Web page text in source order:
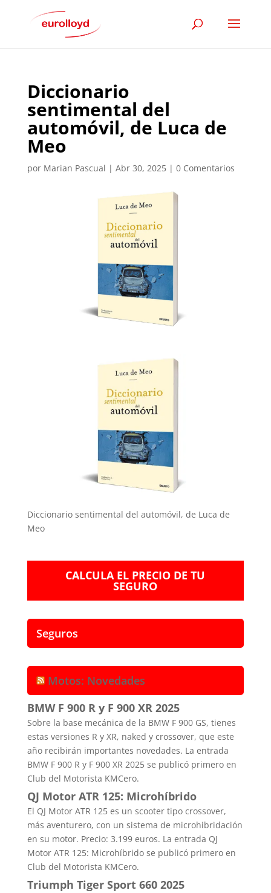
Diccionario
sentimental del
automóvil, de Luca de
Meo
por Marian Pascual | Abr 30, 2025| 0 Comentarios
Diccionario sentimental del automóvil, de Luca de
Meo
CALCULA EL PRECIO DE TU
SEGURO
Seguros
Motos: Novedades
BMW F 900 R y F 900 XR 2025
Sobre la base mecánica de la BMW F 900 GS, tienes
estas versiones R y XR, naked y crossover, que este
año recibirán importantes novedades. La entrada
BMW F 900 R y F 900 XR 2025 se publicó primero en
Club del Motorista KMCero.
QJ Motor ATR 125: Microhíbrido
El QJ Motor ATR 125 es un scooter tipo crossover,
más aventurero, con un sistema de microhibridación
en su motor. Precio: 3.199 euros. La entrada QJ
Motor ATR 125: Microhíbrido se publicó primero en
Club del Motorista KMCero.
Triumph Tiger Sport 660 2025